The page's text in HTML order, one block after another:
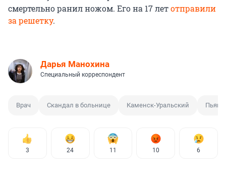
смертельно ранил ножом. Его на 17 летотправили
за решетку.
Дарья Манохина
Специальный корреспондент
Врач Скандал в больнице Каменск-Уральский
3 24 11 10 6